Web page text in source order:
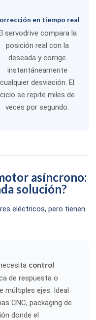
en tiempo real
servodrive compara la
posición real con la
deseada y corrige
instantáneamente
cualquier desviación. El
ciclo se repite miles de
veces por segundo.
asíncrono:
solución?
eléctricos, pero tienen
control
de respuesta o
múltiples ejes. Ideal
CNC, packaging de
donde el